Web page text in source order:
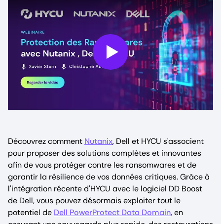
Play
Découvrez comment Nutanix, Dell et HYCU s'associent
pour proposer des solutions complètes et innovantes
afin de vous protéger contre les ransomwares et de
garantir la résilience de vos données critiques. Grâce à
l'intégration récente d'HYCU avec le logiciel DD Boost
de Dell, vous pouvez désormais exploiter tout le
potentiel de Dell PowerProtect Data Domain, en